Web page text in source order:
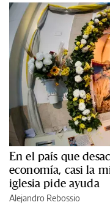
En el país que
economía, casi la
iglesia pide ayuda
Alejandro Rebossio